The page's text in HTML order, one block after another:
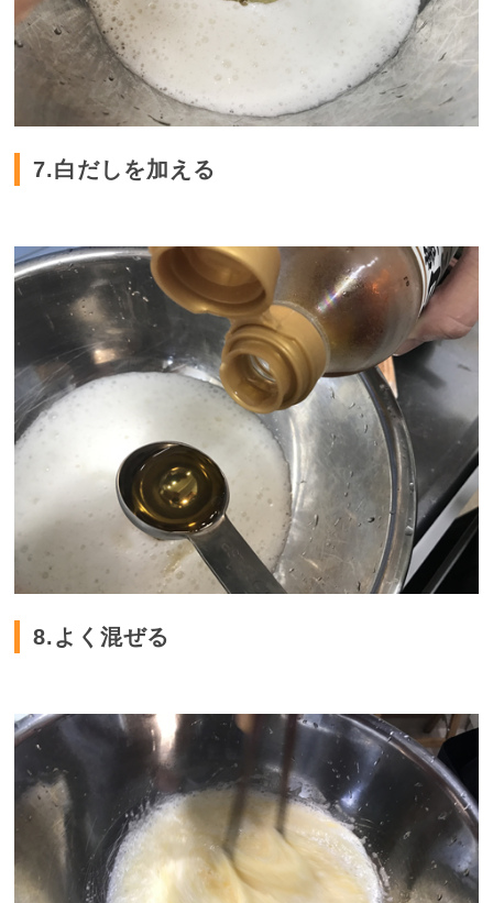
7.白だしを加える
8.よく混ぜる